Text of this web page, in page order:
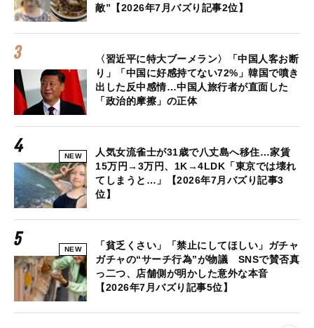
敵”【2026年7月バズり記事2位】
〈習近平に特大ブーメラン〉「中国人客お断
り」「中国に好感持てない72%」韓国で噴き
出した反中感情…中国人旅行者が直面した
「政治的摩擦」の正体
NEW
人気女流雀士が31歳で八丈島へ移住…家賃
15万円→3万円、1K→4LDK「東京では壊れ
てしまうと…」【2026年7月バズり記事3
位】
NEW
「貧乏くさい」「禁止にしてほしい」ガチャ
ガチャの“サーチ行為”が物議 SNSで賛否真
っ二つ、店舗側が明かした意外な本音
【2026年7月バズり記事5位】